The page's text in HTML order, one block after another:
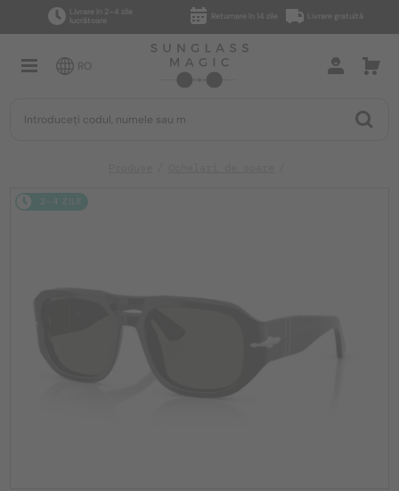
Livrare în 2–4 zile
lucrătoare
Returnare în 14 zile Livrare gratuită
RO
2-4 ZILE